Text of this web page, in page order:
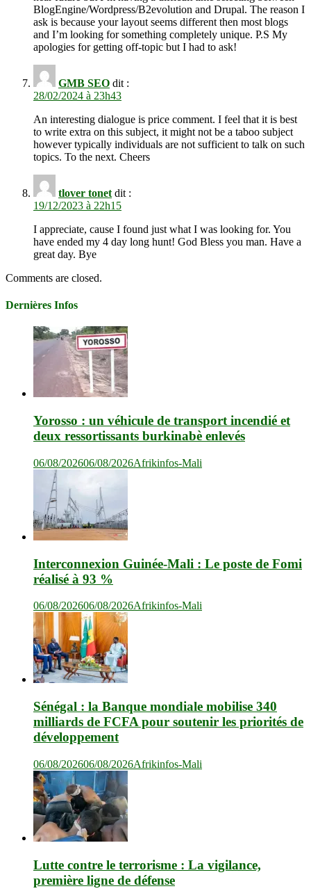
BlogEngine/Wordpress/B2evolution and Drupal. The reason I
ask is because your layout seems different then most blogs
and I’m looking for something completely unique. P.S My
apologies for getting off-topic but I had to ask!
GMB SEO dit :
28/02/2024 à 23h43
An interesting dialogue is price comment. I feel that it is best
to write extra on this subject, it might not be a taboo subject
however typically individuals are not sufficient to talk on such
topics. To the next. Cheers
tlover tonet dit :
19/12/2023 à 22h15
I appreciate, cause I found just what I was looking for. You
have ended my 4 day long hunt! God Bless you man. Have a
great day. Bye
Comments are closed.
Dernières Infos
Yorosso : un véhicule de transport incendié et
deux ressortissants burkinabè enlevés
06/08/202606/08/2026Afrikinfos-Mali
Interconnexion Guinée-Mali : Le poste de Fomi
réalisé à 93 %
06/08/202606/08/2026Afrikinfos-Mali
Sénégal : la Banque mondiale mobilise 340
milliards de FCFA pour soutenir les priorités de
développement
06/08/202606/08/2026Afrikinfos-Mali
Lutte contre le terrorisme : La vigilance,
première ligne de défense